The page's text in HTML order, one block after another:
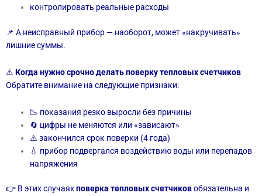
контролировать реальные расходы
📌 А неисправный прибор — наоборот, может «накручивать»
лишние суммы.
⚠️ Когда нужно срочно делать поверку тепловых счетчиков
Обратите внимание на следующие признаки:
📉 показания резко выросли без причины
🔄 цифры не меняются или «зависают»
⚠️ закончился срок поверки (4 года)
💧 прибор подвергался воздействию воды или перепадов
напряжения
👉 В этих случаяхповерка тепловых счетчиковобязательна и